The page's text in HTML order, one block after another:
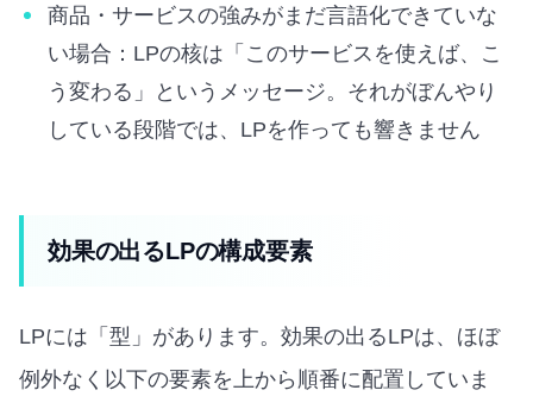
商品・サービスの強みがまだ言語化できていな
い場合：LPの核は「このサービスを使えば、こ
う変わる」というメッセージ。それがぼんやり
している段階では、LPを作っても響きません
効果の出るLPの構成要素
LPには「型」があります。効果の出るLPは、ほぼ
例外なく以下の要素を上から順番に配置していま